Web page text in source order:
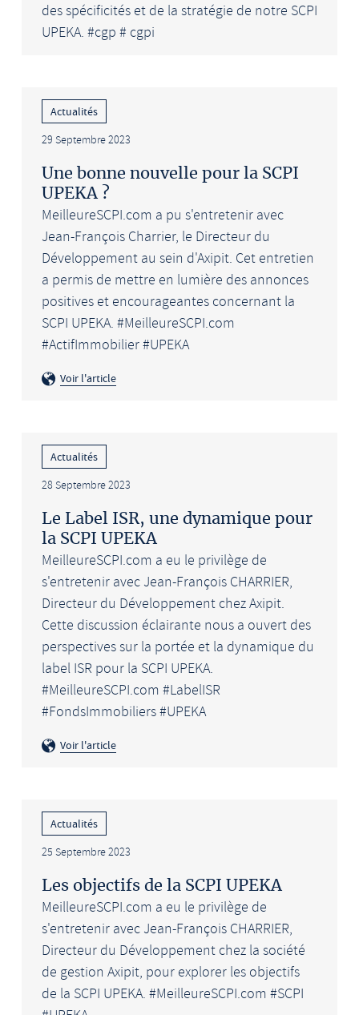
des spécificités et de la stratégie de notre SCPI
UPEKA. #cgp # cgpi
Actualités
29 Septembre 2023
Une bonne nouvelle pour la SCPI
UPEKA ?
MeilleureSCPI.com a pu s'entretenir avec
Jean-François Charrier, le Directeur du
Développement au sein d'Axipit. Cet entretien
a permis de mettre en lumière des annonces
positives et encourageantes concernant la
SCPI UPEKA. #MeilleureSCPI.com
#ActifImmobilier #UPEKA
Voir l'article
Actualités
28 Septembre 2023
Le Label ISR, une dynamique pour
la SCPI UPEKA
MeilleureSCPI.com a eu le privilège de
s'entretenir avec Jean-François CHARRIER,
Directeur du Développement chez Axipit.
Cette discussion éclairante nous a ouvert des
perspectives sur la portée et la dynamique du
label ISR pour la SCPI UPEKA.
#MeilleureSCPI.com #LabelISR
#FondsImmobiliers #UPEKA
Voir l'article
Actualités
25 Septembre 2023
Les objectifs de la SCPI UPEKA
MeilleureSCPI.com a eu le privilège de
s'entretenir avec Jean-François CHARRIER,
Directeur du Développement chez la société
de gestion Axipit, pour explorer les objectifs
de la SCPI UPEKA. #MeilleureSCPI.com #SCPI